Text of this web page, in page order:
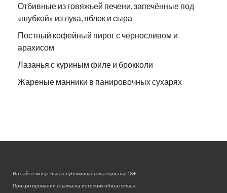
Отбивные из говяжьей печени, запечённые под
«шубкой» из лука, яблок и сыра
Постный кофейный пирог с черносливом и
арахисом
Лазанья с куриным филе и брокколи
Жареные манники в панировочных сухарях
На сайте могут быть опубликованы материалы 18+!
При цитировании ссылка на источник обязательна.